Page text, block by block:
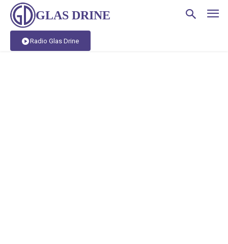
GLAS DRINE
Radio Glas Drine